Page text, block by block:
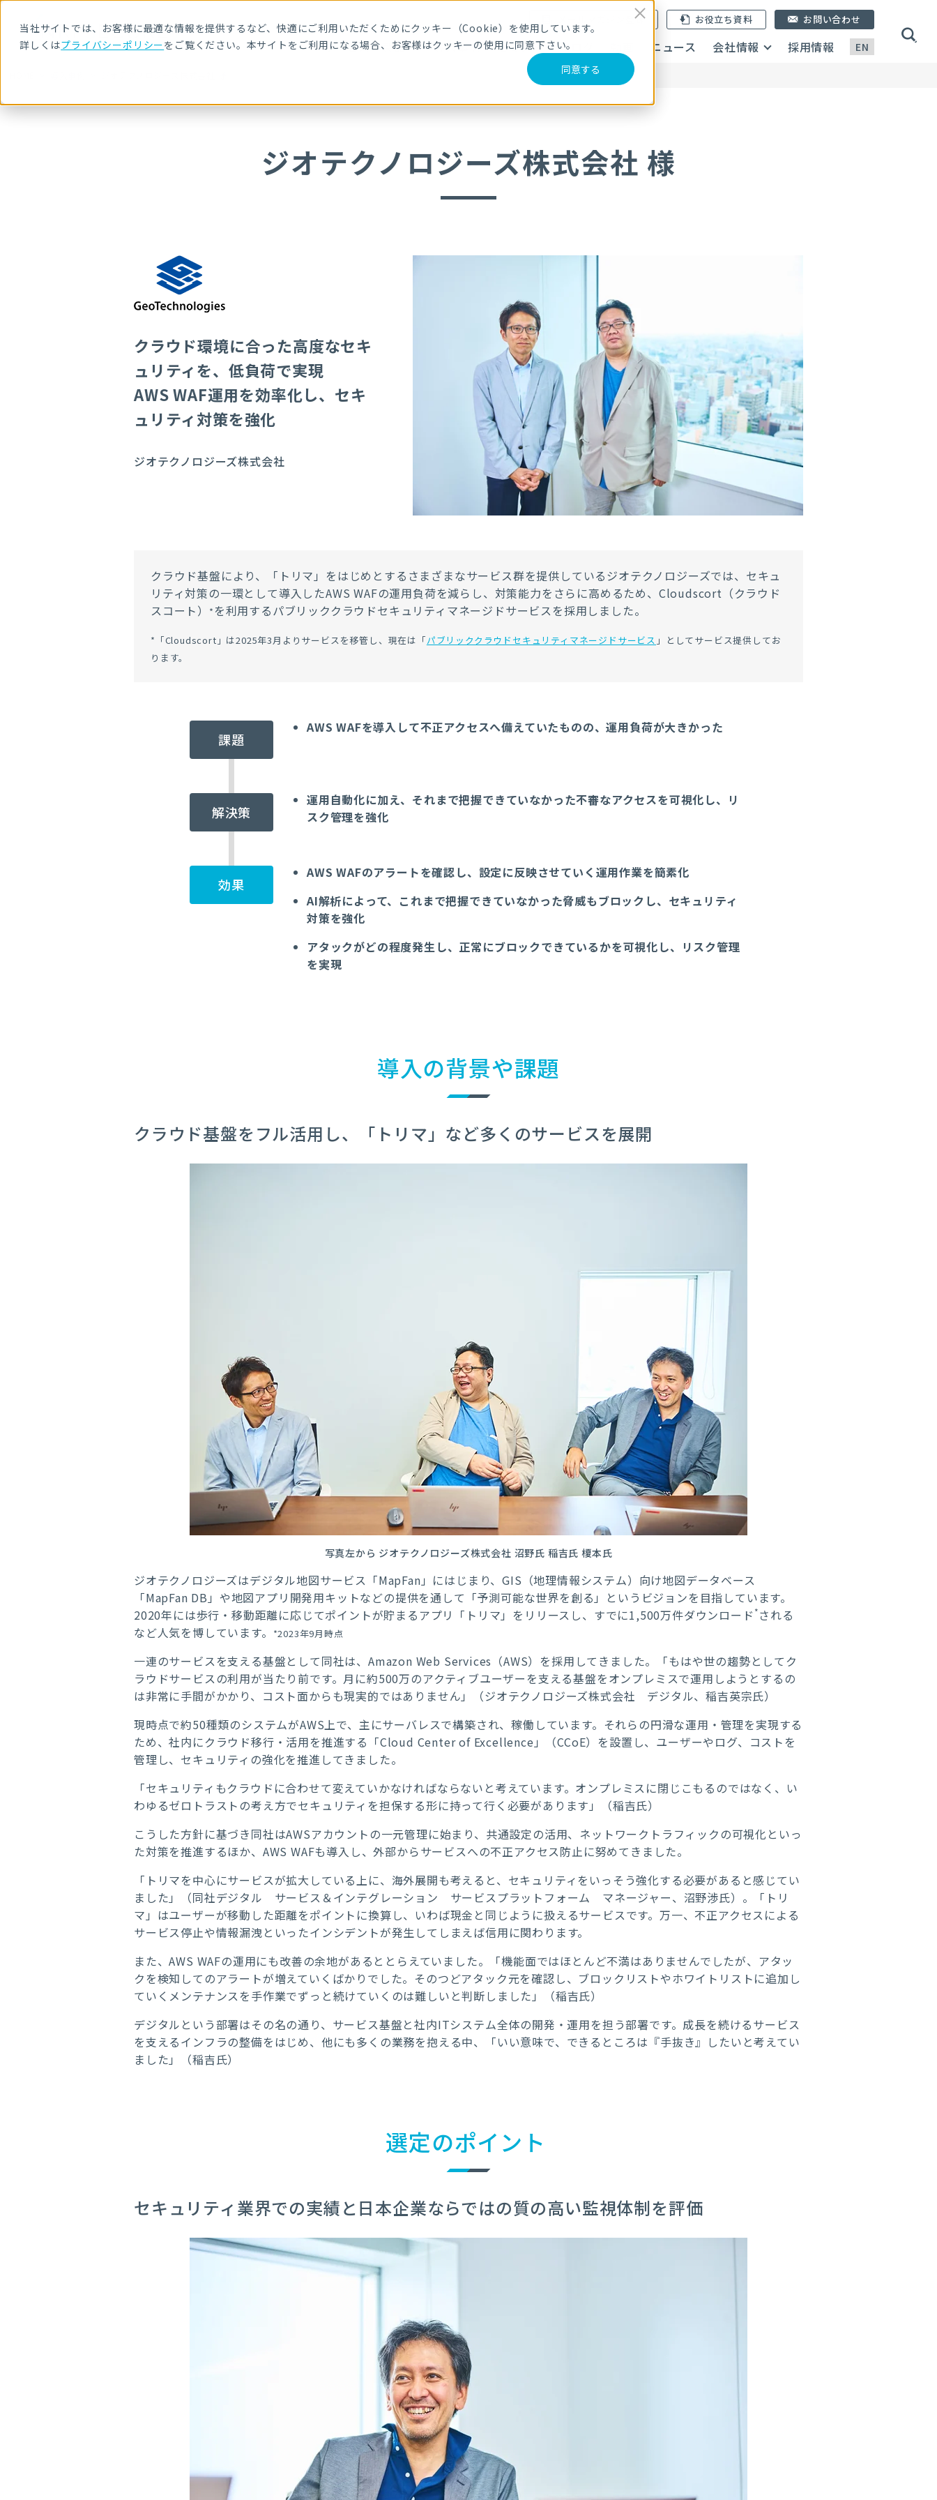
当社サイトでは、お客様に最適な情報を提供するなど、快適にご利用いただくためにクッキー（Cookie）を使用しています。
詳しくはプライバシーポリシーをご覧ください。本サイトをご利用になる場合、お客様はクッキーの使用に同意下さい。
同意する
EN
メールマガジン登録 お役立ち資料
サービス・製品 導入事例 セミナー ブログ ニュース 会社情報 採用情報
お問い合わせ
ジオテクノロジーズ株式会社 様
クラウド環境に合った高度なセキ
ュリティを、低負荷で実現
AWS WAF運用を効率化し、セキ
ュリティ対策を強化
ジオテクノロジーズ株式会社
クラウド基盤により、「トリマ」をはじめとするさまざまなサービス群を提供しているジオテクノロジーズでは、セキュ
リティ対策の一環として導入したAWS WAFの運用負荷を減らし、対策能力をさらに高めるため、Cloudscort（クラウド
スコート）
* を利用するパブリッククラウドセキュリティマネージドサービスを採用しました。
*「Cloudscort」は2025年3月よりサービスを移管し、現在は「パブリッククラウドセキュリティマネージドサービス 」としてサービス提供してお
ります。
課題
AWS WAFを導入して不正アクセスへ備えていたものの、運用負荷が大きかった
解決策
運用自動化に加え、それまで把握できていなかった不審なアクセスを可視化し、リ
スク管理を強化
効果
AWS WAFのアラートを確認し、設定に反映させていく運用作業を簡素化
AI解析によって、これまで把握できていなかった脅威もブロックし、セキュリティ
対策を強化
アタックがどの程度発生し、正常にブロックできているかを可視化し、リスク管理
を実現
導入の背景や課題
クラウド基盤をフル活用し、「トリマ」など多くのサービスを展開
写真左から ジオテクノロジーズ株式会社 沼野氏 稲吉氏 榎本氏
ジオテクノロジーズはデジタル地図サービス「MapFan」にはじまり、GIS（地理情報システム）向け地図データベース
「MapFan DB」や地図アプリ開発用キットなどの提供を通して「予測可能な世界を創る」というビジョンを目指しています。
2020年には歩行・移動距離に応じてポイントが貯まるアプリ「トリマ」をリリースし、すでに1,500万件ダウンロード *される
など人気を博しています。
*2023年9月時点
一連のサービスを支える基盤として同社は、Amazon Web Services（AWS）を採用してきました。「もはや世の趨勢としてク
ラウドサービスの利用が当たり前です。月に約500万のアクティブユーザーを支える基盤をオンプレミスで運用しようとするの
は非常に手間がかかり、コスト面からも現実的ではありません」（ジオテクノロジーズ株式会社 デジタル、稲吉英宗氏）
現時点で約50種類のシステムがAWS上で、主にサーバレスで構築され、稼働しています。それらの円滑な運用・管理を実現する
ため、社内にクラウド移行・活用を推進する「Cloud Center of Excellence」（CCoE）を設置し、ユーザーやログ、コストを
管理し、セキュリティの強化を推進してきました。
「セキュリティもクラウドに合わせて変えていかなければならないと考えています。オンプレミスに閉じこもるのではなく、い
わゆるゼロトラストの考え方でセキュリティを担保する形に持って行く必要があります」（稲吉氏）
こうした方針に基づき同社はAWSアカウントの一元管理に始まり、共通設定の活用、ネットワークトラフィックの可視化といっ
た対策を推進するほか、AWS WAFも導入し、外部からサービスへの不正アクセス防止に努めてきました。
「トリマを中心にサービスが拡大している上に、海外展開も考えると、セキュリティをいっそう強化する必要があると感じてい
ました」（同社デジタル サービス＆インテグレーション サービスプラットフォーム マネージャー、沼野渉氏）。「トリ
マ」はユーザーが移動した距離をポイントに換算し、いわば現金と同じように扱えるサービスです。万一、不正アクセスによる
サービス停止や情報漏洩といったインシデントが発生してしまえば信用に関わります。
また、AWS WAFの運用にも改善の余地があるととらえていました。「機能面ではほとんど不満はありませんでしたが、アタッ
クを検知してのアラートが増えていくばかりでした。そのつどアタック元を確認し、ブロックリストやホワイトリストに追加し
ていくメンテナンスを手作業でずっと続けていくのは難しいと判断しました」（稲吉氏）
デジタルという部署はその名の通り、サービス基盤と社内ITシステム全体の開発・運用を担う部署です。成長を続けるサービス
を支えるインフラの整備をはじめ、他にも多くの業務を抱える中、「いい意味で、できるところは『手抜き』したいと考えてい
ました」（稲吉氏）
選定のポイント
セキュリティ業界での実績と日本企業ならではの質の高い監視体制を評価